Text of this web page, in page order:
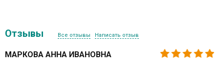
Отзывы Все отзывы Написать отзыв
МАРКОВА АННА ИВАНОВНА